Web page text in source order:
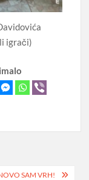
igrači)
SAM VRH!